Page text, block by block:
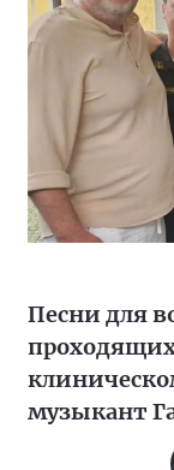
Песни для
музыкант